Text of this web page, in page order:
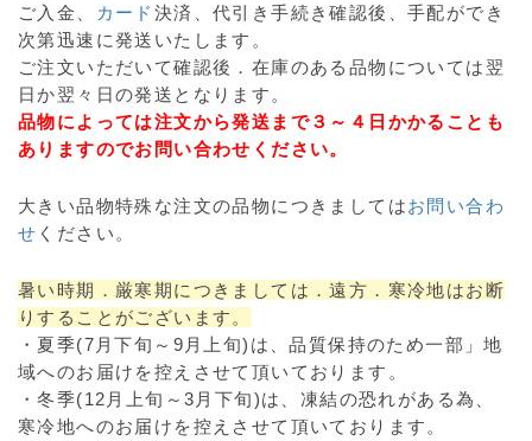
ご入金、 カード 決済、代引き手続き確認後、手配ができ
次第迅速に発送いたします。
ご注文いただいて確認後．在庫のある品物については翌
日か翌々日の発送となります。
品物によっては注文から発送まで３～４日かかることも
ありますのでお問い合わせください。
大きい品物特殊な注文の品物につきましてはお問い合わ
せ ください。
暑い時期．厳寒期につきましては．遠方．寒冷地はお断
りすることがございます。
・夏季(7月下旬～9月上旬)は、品質保持のため一部」地
域へのお届けを控えさせて頂いております。
・冬季(12月上旬～3月下旬)は、凍結の恐れがある為、
寒冷地へのお届けを控えさせて頂いております。